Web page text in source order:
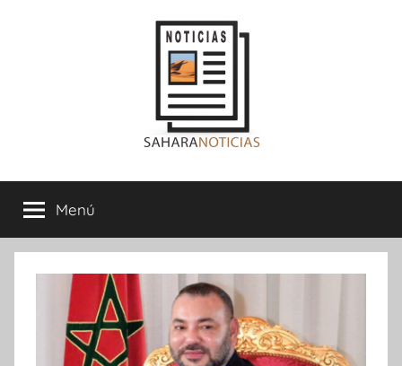
Sahara
Noticias
Menú